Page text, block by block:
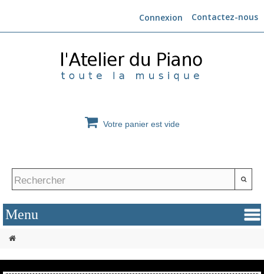
Contactez-nous
Connexion
Votre panier est vide